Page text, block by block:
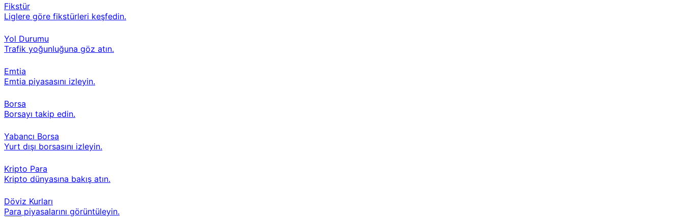
Fikstür
Liglere göre fikstürleri keşfedin.
Yol Durumu
Trafik yoğunluğuna göz atın.
Emtia
Emtia piyasasını izleyin.
Borsa
Borsayı takip edin.
Yabancı Borsa
Yurt dışı borsasını izleyin.
Kripto Para
Kripto dünyasına bakış atın.
Döviz Kurları
Para piyasalarını görüntüleyin.